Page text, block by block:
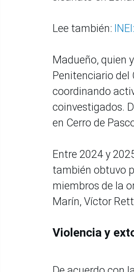
Lee también:
Madueño, quien
Penitenciario del
coordinando
coinvestigados.
en Cerro de
Entre 2024 y
también obtuvo
miembros de la
Marín, Víctor
Violencia y